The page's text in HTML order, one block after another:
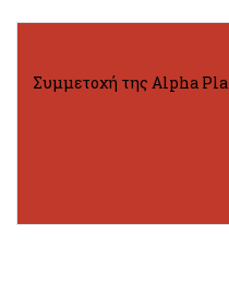
Συμμετοχή της Alpha